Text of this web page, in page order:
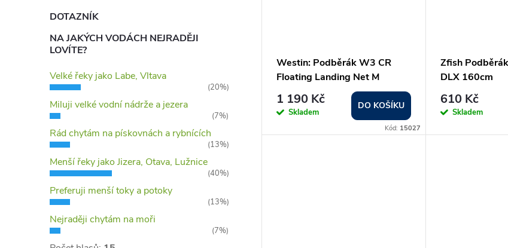
DOTAZNÍK
NA JAKÝCH VODÁCH NEJRADĚJI
LOVÍTE?
Velké řeky jako Labe, Vltava
(20%)
Miluji velké vodní nádrže a jezera
(7%)
Rád chytám na pískovnách a rybnících
(13%)
Menší řeky jako Jizera, Otava, Lužnice
(40%)
Preferuji menší toky a potoky
(13%)
Nejraději chytám na moři
(7%)
Westin: Podběrák W3 CR
Floating Landing Net M
1 190 Kč
Skladem
DO KOŠÍKU
Kód: 15027
Zfish
DLX 160cm
610 Kč
Skladem